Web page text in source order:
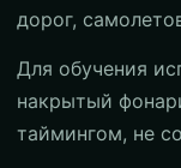
дорог,
Для обучения
накрытый
таймингом, не